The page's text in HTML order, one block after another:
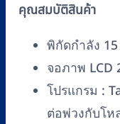
Scale)
พิกัด
3000
kg
คุณสมบัติสินค้า
พิกัดกำลัง
จอภาพ LCD
โปรแกรม :
ต่อพ่วงกับโห